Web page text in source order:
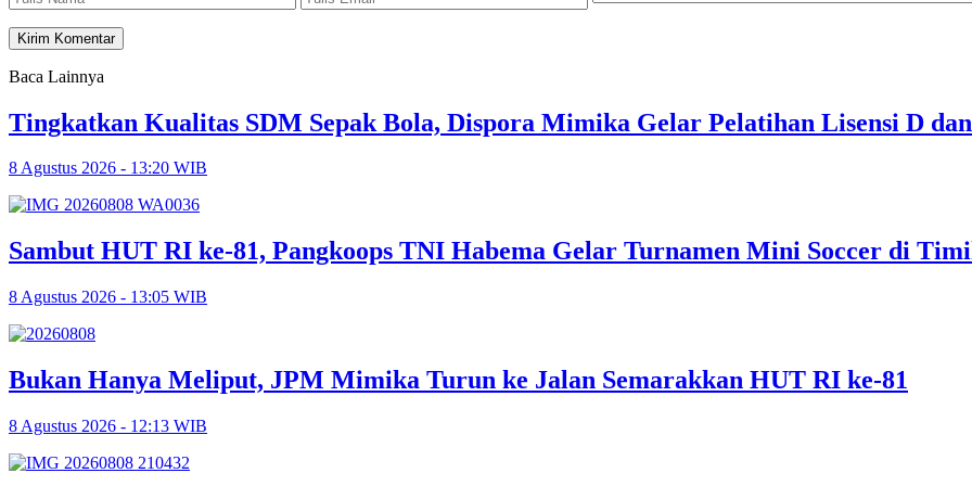
Baca Lainnya
Tingkatkan Kualitas SDM Sepak Bola, Dispora Mimika Gelar Pelatihan Lisensi D
8 Agustus 2026 - 13:20 WIB
Sambut HUT RI ke-81, Pangkoops TNI Habema Gelar Turnamen Mini Soccer di
8 Agustus 2026 - 13:05 WIB
Bukan Hanya Meliput, JPM Mimika Turun ke Jalan Semarakkan HUT RI ke-81
8 Agustus 2026 - 12:13 WIB